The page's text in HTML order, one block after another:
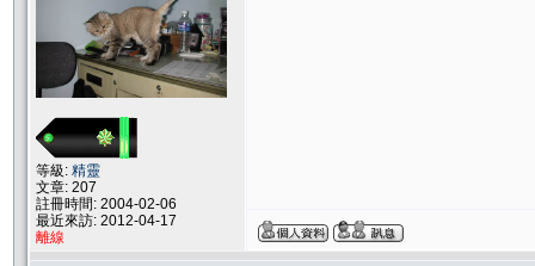
等級: 精靈
文章: 207
註冊時間: 2004-02-06
最近來訪: 2012-04-17
離線